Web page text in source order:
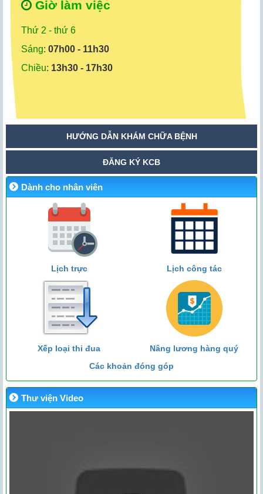
Giờ làm việc
Thứ 2 - thứ 6
Sáng: 07h00 - 11h30
Chiều: 13h30 - 17h30
HƯỚNG DẪN KHÁM CHỮA BỆNH
ĐĂNG KÝ KCB
Dành cho nhân viên
Lịch trực Lịch công tác
Xếp loại thi đua
Nâng lương hàng quý
Các khoản đóng góp
Thư viện Video